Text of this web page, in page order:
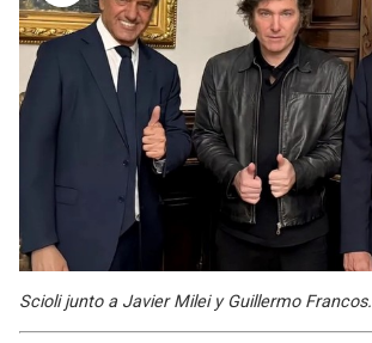
Scioli junto a Javier Milei y Guillermo Francos.